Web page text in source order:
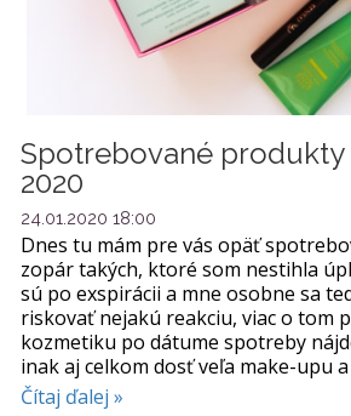
Spotrebované produkty
2020
24.01.2020 18:00
Dnes tu mám pre vás opäť
zopár takých, ktoré som nestihla
sú po exspirácii a mne osobne sa
riskovať nejakú reakciu, viac o tom
kozmetiku po dátume spotreby
inak aj celkom dosť veľa make-upu a
Čítaj ďalej »